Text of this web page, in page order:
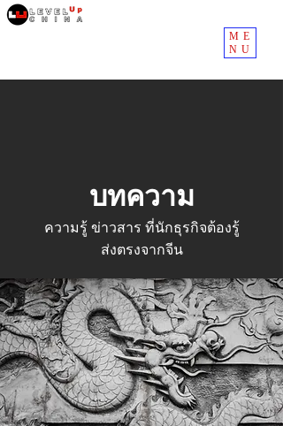
ME
NU
บทความ
ความรู้ ข่าวสาร ที่นักธุรกิจต้องรู้
ส่งตรงจากจีน